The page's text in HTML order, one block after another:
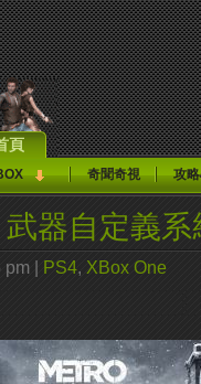
頁
奇聞奇視 攻
武器自定義
pm | PS4, XBox One